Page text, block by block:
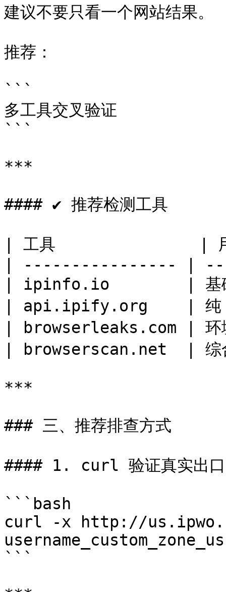
建议不要只看一个网站结果。
推荐：
```
多工具交叉验证
```
***
#### ✔ 推荐检测工具
| 工具               |
| ---------------- |
| ipinfo.io        | 基
| api.ipify.org    | 纯
| browserleaks.com |
| browserscan.net  |
***
### 三、推荐排查方式
#### 1. curl 验证真实出
```bash
curl -x http://
```